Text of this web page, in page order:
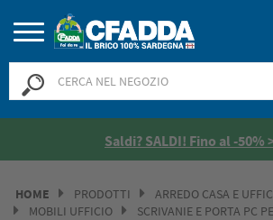
Saldi? SALDI! Fino al -50%
HOME PRODOTTI
ARREDO CASA E
MOBILI UFFICIO
SCRIVANIE E PORTA PC